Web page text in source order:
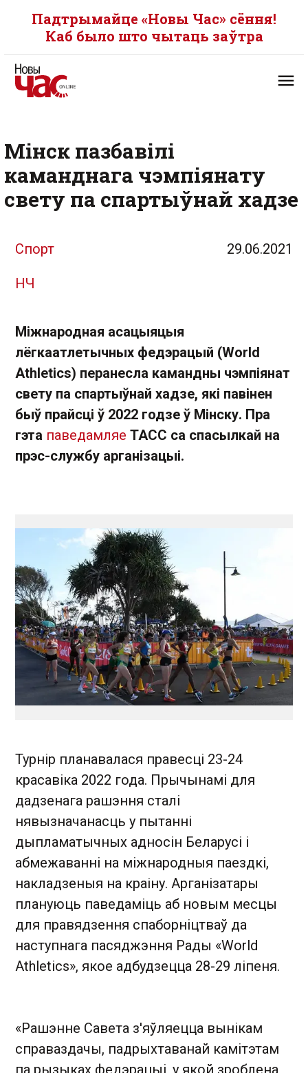
Падтрымайце «Новы Час» сёння!
Каб было што чытаць заўтра
Мінск пазбавілі
каманднага чэмпіянату
свету па спартыўнай хадзе
Спорт 29.06.2021
НЧ
Міжнародная асацыяцыя
лёгкаатлетычных федэрацый (World
Athletics) перанесла камандны чэмпіянат
свету па спартыўнай хадзе, які павінен
быў прайсці ў 2022 годзе ў Мінску. Пра
гэта паведамляе ТАСС са спасылкай на
прэс-службу арганізацыі.
Турнір планавалася правесці 23-24
красавіка 2022 года. Прычынамі для
дадзенага рашэння сталі
нявызначанасць у пытанні
дыпламатычных адносін Беларусі і
абмежаванні на міжнародныя паездкі,
накладзеныя на краіну. Арганізатары
плануюць паведаміць аб новым месцы
для правядзення спаборніцтваў да
наступнага пасяджэння Рады «World
Athletics», якое адбудзецца 28-29 ліпеня.
«Рашэнне Савета з'яўляецца вынікам
справаздачы, падрыхтаванай камітэтам
па рызыках федэрацыі, у якой зроблена